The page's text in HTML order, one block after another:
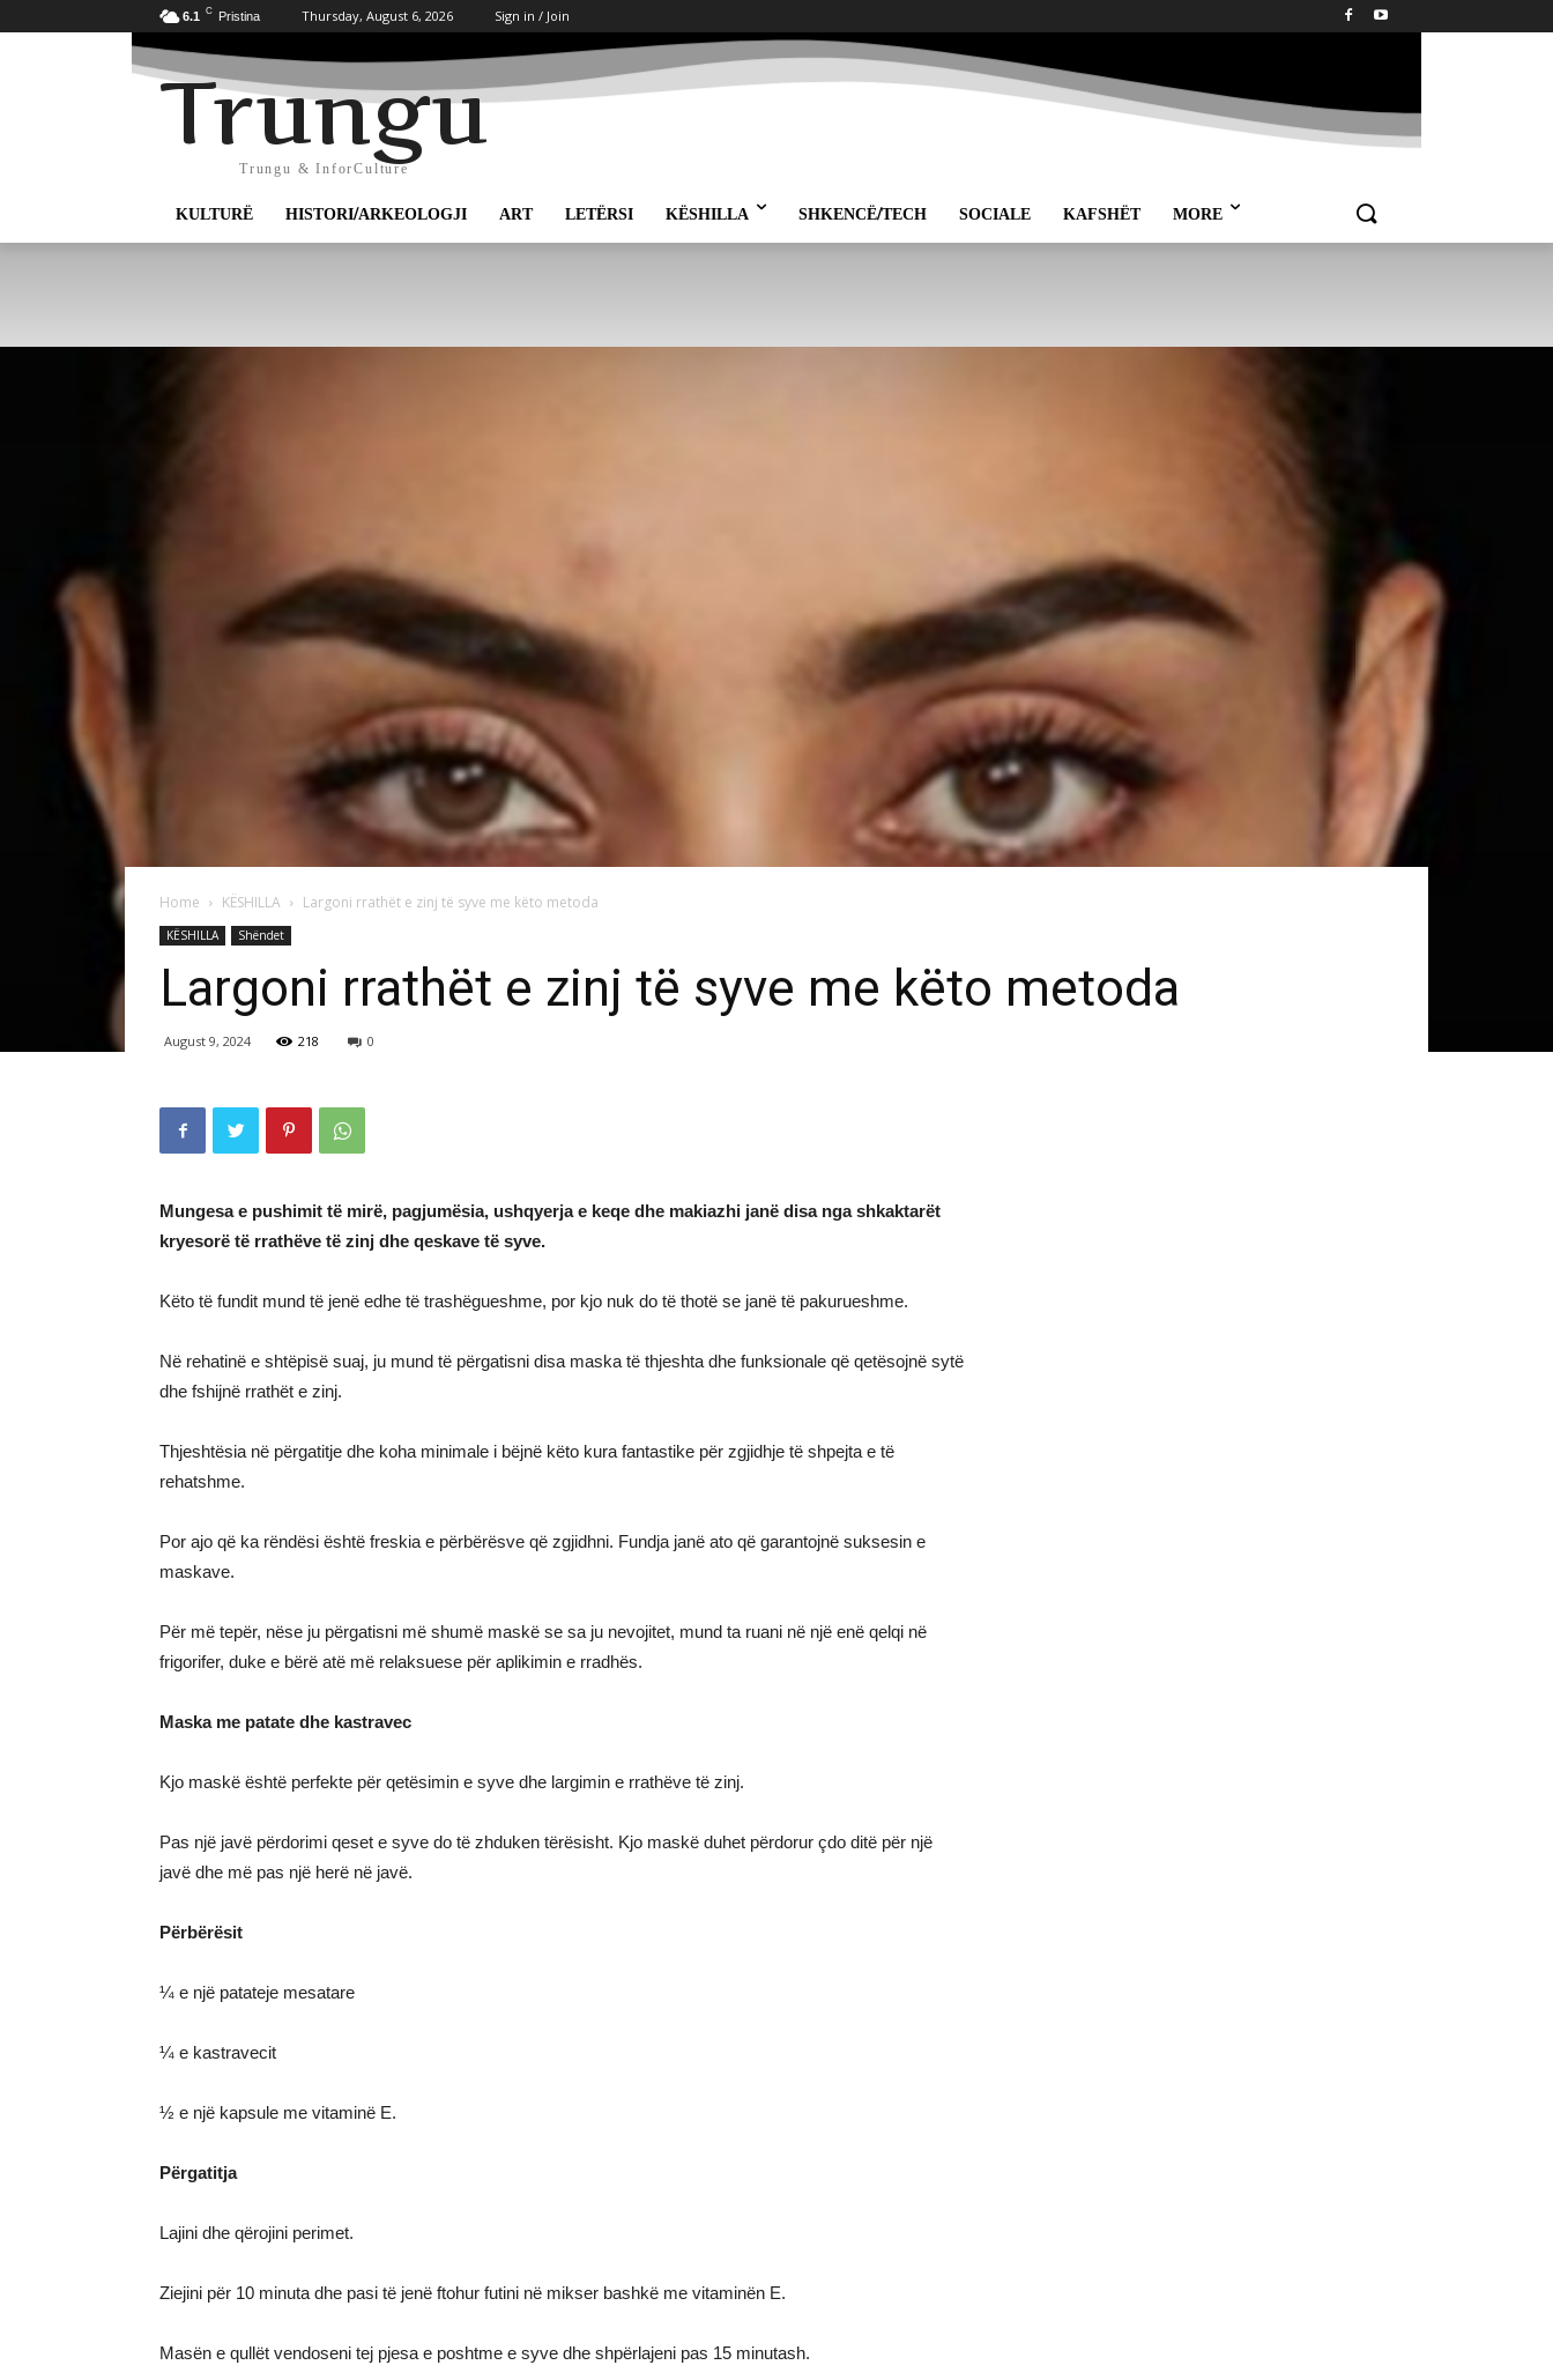
6.1 C Pristina Thursday, August 6, 2026 Sign in / Join
Trungu
Trungu & InforCulture
KULTURË HISTORI/ARKEOLOGJI ART LETËRSI KËSHILLA SHKENCË/TECH SOCIALE KAFSHËT MORE
Home KËSHILLA Largoni rrathët e zinj të syve me këto metoda
KËSHILLA Shëndet
Largoni rrathët e zinj të syve me këto metoda
August 9, 2024 218 0
Mungesa e pushimit të mirë, pagjumësia, ushqyerja e keqe dhe makiazhi janë disa nga shkaktarët
kryesorë të rrathëve të zinj dhe qeskave të syve.
Këto të fundit mund të jenë edhe të trashëgueshme, por kjo nuk do të thotë se janë të pakurueshme.
Në rehatinë e shtëpisë suaj, ju mund të përgatisni disa maska të thjeshta dhe funksionale që qetësojnë sytë
dhe fshijnë rrathët e zinj.
Thjeshtësia në përgatitje dhe koha minimale i bëjnë këto kura fantastike për zgjidhje të shpejta e të
rehatshme.
Por ajo që ka rëndësi është freskia e përbërësve që zgjidhni. Fundja janë ato që garantojnë suksesin e
maskave.
Për më tepër, nëse ju përgatisni më shumë maskë se sa ju nevojitet, mund ta ruani në një enë qelqi në
frigorifer, duke e bërë atë më relaksuese për aplikimin e rradhës.
Maska me patate dhe kastravec
Kjo maskë është perfekte për qetësimin e syve dhe largimin e rrathëve të zinj.
Pas një javë përdorimi qeset e syve do të zhduken tërësisht. Kjo maskë duhet përdorur çdo ditë për një
javë dhe më pas një herë në javë.
Përbërësit
¼ e një patateje mesatare
¼ e kastravecit
½ e një kapsule me vitaminë E.
Përgatitja
Lajini dhe qërojini perimet.
Ziejini për 10 minuta dhe pasi të jenë ftohur futini në mikser bashkë me vitaminën E.
Masën e qullët vendoseni tej pjesa e poshtme e syve dhe shpërlajeni pas 15 minutash.